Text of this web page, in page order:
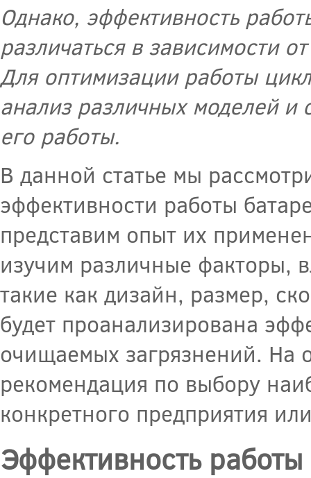
Однако, эффективность
различаться в зависимости
Для оптимизации работы
анализ различных моделей и
его работы.
В данной статье мы
эффективности работы
представим опыт их
изучим различные факторы,
такие как дизайн, размер,
будет проанализирована
очищаемых загрязнений. На
рекомендация по выбору
конкретного предприятия
Эффективность